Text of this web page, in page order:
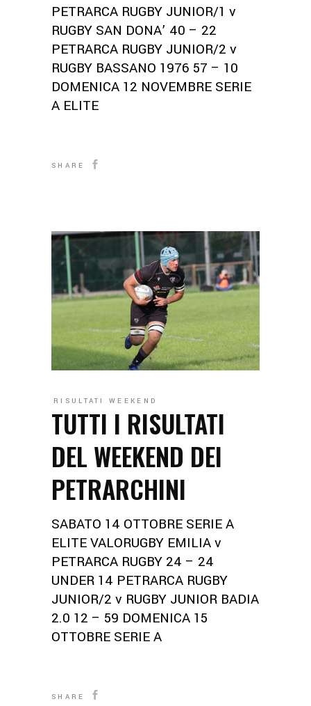
PETRARCA RUGBY JUNIOR/1 v
RUGBY SAN DONA’ 40 – 22
PETRARCA RUGBY JUNIOR/2 v
RUGBY BASSANO 1976 57 – 10
DOMENICA 12 NOVEMBRE SERIE
A ELITE
SHARE
RISULTATI WEEKEND
TUTTI I RISULTATI
DEL WEEKEND DEI
PETRARCHINI
SABATO 14 OTTOBRE SERIE A
ELITE VALORUGBY EMILIA v
PETRARCA RUGBY 24 – 24
UNDER 14 PETRARCA RUGBY
JUNIOR/2 v RUGBY JUNIOR BADIA
2.0 12 – 59 DOMENICA 15
OTTOBRE SERIE A
SHARE